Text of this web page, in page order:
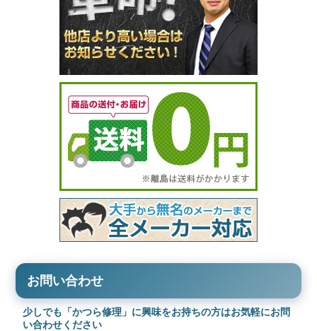
お問い合わせ
少しでも「かつら修理」に興味をお持ちの方はお気軽にお問
い合わせください